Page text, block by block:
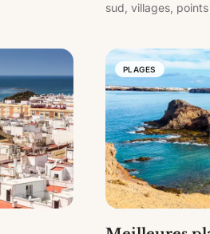
sud, villages,
PLAGES